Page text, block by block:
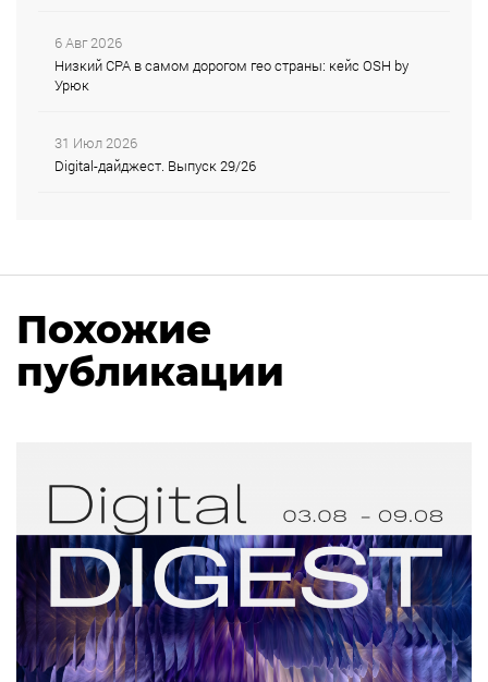
6 Авг 2026
Низкий CPA в самом дорогом гео страны: кейс OSH by
Урюк
31 Июл 2026
Digital-дайджест. Выпуск 29/26
Похожие
публикации